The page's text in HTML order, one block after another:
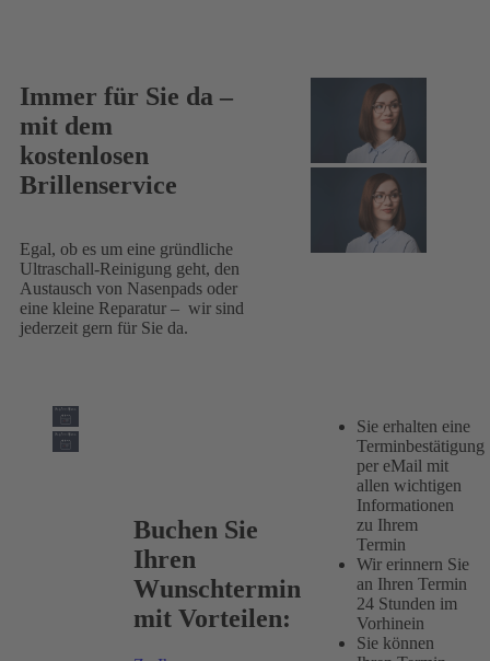
Immer für Sie da –
mit dem
kostenlosen
Brillenservice
Egal, ob es um eine gründliche
Ultraschall-Reinigung geht, den
Austausch von Nasenpads oder
eine kleine Reparatur – wir sind
jederzeit gern für Sie da.
Buchen Sie
Ihren
Wunschtermin
mit Vorteilen:
Sie erhalten eine
Terminbestätigung
per eMail mit
allen wichtigen
Informationen
zu Ihrem
Termin
Wir erinnern Sie
an Ihren Termin
24 Stunden im
Vorhinein
Sie können